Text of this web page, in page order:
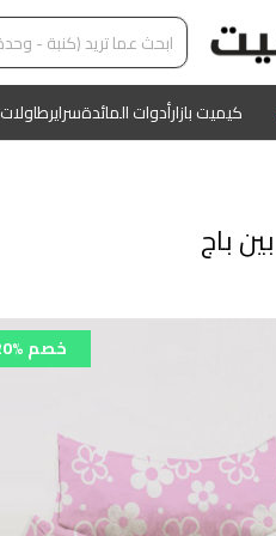
كيميت بازارأدوات المائدةسرايرطاولات
بين باج
20% خصم